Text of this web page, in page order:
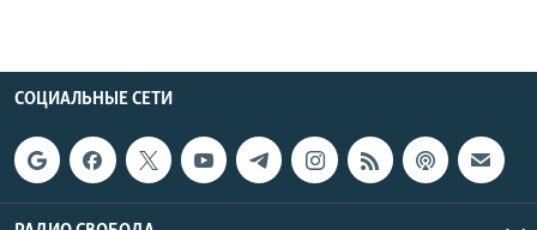
СОЦИАЛЬНЫЕ СЕТИ